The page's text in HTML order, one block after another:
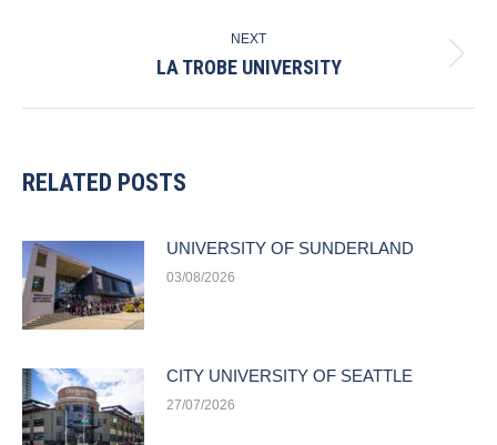
NEXT
Next
LA TROBE UNIVERSITY
RELATED POSTS
UNIVERSITY OF SUNDERLAND
03/08/2026
CITY UNIVERSITY OF SEATTLE
27/07/2026